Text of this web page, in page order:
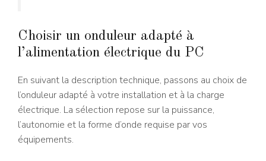
Choisir un onduleur adapté à
l’alimentation électrique du PC
En suivant la description technique, passons au choix de
l’onduleur adapté à votre installation et à la charge
électrique. La sélection repose sur la puissance,
l’autonomie et la forme d’onde requise par vos
équipements.